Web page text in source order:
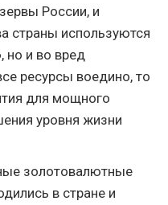
России, и
страны используются
но и во вред
ресурсы воедино, то
для мощного
уровня жизни
золотовалютные
в стране и